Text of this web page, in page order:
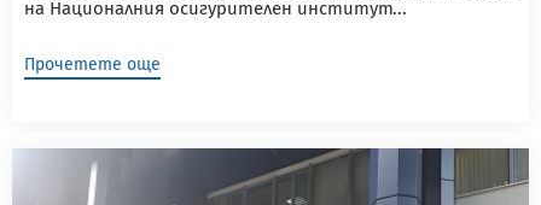
на Националния осигурителен институт...
Прочетете още